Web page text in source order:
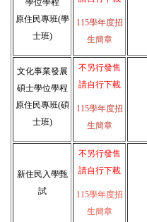
原住民專班(學
士班)
115學年度招
生簡章
文化事業發展
碩士學位學程
原住民專班(碩
士班)
不另行發售
請自行下載
115學年度招
生簡章
新住民入學甄
試
不另行發售
請自行下載
115學年度招
生簡章